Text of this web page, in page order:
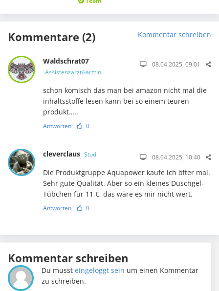
Kommentare (2) Kommentar schreiben
Waldschrat07
Assistenzarzt/-ärztin
08.04.2025, 09:01
schon komisch das man bei amazon nicht mal die
inhaltsstoffe lesen kann bei so einem teuren
produkt…..
Antworten 0
cleverclaus Studi 08.04.2025, 10:40
Die Produktgruppe Aquapower kaufe ich öfter mal.
Sehr gute Qualität. Aber so ein kleines Duschgel-
Tübchen für 11 €, das wäre es mir nicht wert.
Antworten 0
Kommentar schreiben
Du mussteingeloggt sein um einen Kommentar
zu schreiben.